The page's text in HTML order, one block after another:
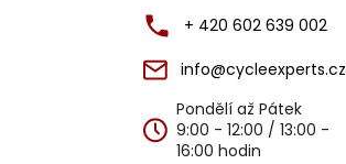
+ 420 602 639 002
info@cycleexperts.cz
Pondělí až Pátek
9:00 - 12:00 / 13:00 -
16:00 hodin